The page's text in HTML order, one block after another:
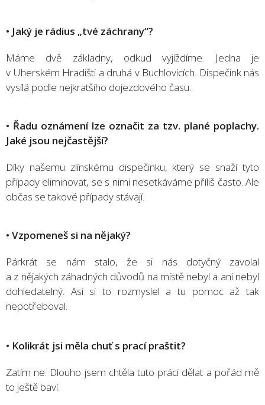
• Jaký je rádius „tvé záchrany“?
Máme dvě základny, odkud vyjíždíme. Jedna je
v Uherském Hradišti a druhá v Buchlovicích. Dispečink nás
vysílá podle nejkratšího dojezdového času.
• Řadu oznámení lze označit za tzv. plané poplachy.
Jaké jsou nejčastější?
Díky našemu zlínskému dispečinku, který se snaží tyto
případy eliminovat, se s nimi nesetkáváme příliš často. Ale
občas se takové případy stávají.
• Vzpomeneš si na nějaký?
Párkrát se nám stalo, že si nás dotyčný zavolal
a z nějakých záhadných důvodů na místě nebyl a ani nebyl
dohledatelný. Asi si to rozmyslel a tu pomoc až tak
nepotřeboval.
• Kolikrát jsi měla chuť s prací praštit?
Zatím ne. Dlouho jsem chtěla tuto práci dělat a pořád mě
to ještě baví.